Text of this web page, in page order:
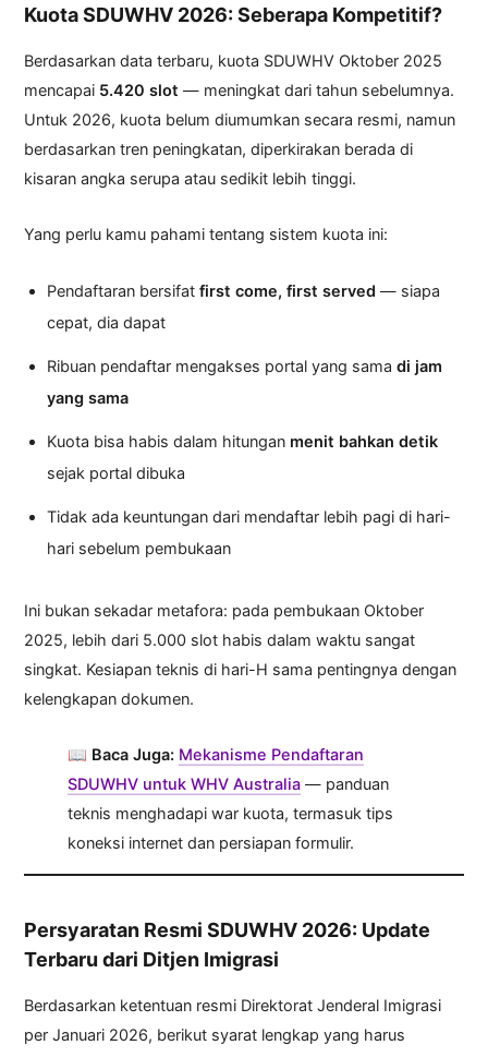
Kuota SDUWHV 2026: Seberapa Kompetitif?
Berdasarkan data terbaru, kuota SDUWHV Oktober 2025
mencapai 5.420 slot — meningkat dari tahun sebelumnya.
Untuk 2026, kuota belum diumumkan secara resmi, namun
berdasarkan tren peningkatan, diperkirakan berada di
kisaran angka serupa atau sedikit lebih tinggi.
Yang perlu kamu pahami tentang sistem kuota ini:
Pendaftaran bersifatfirst come, first served — siapa
cepat, dia dapat
Ribuan pendaftar mengakses portal yang samadi jam
yang sama
Kuota bisa habis dalam hitungan menit bahkan detik
sejak portal dibuka
Tidak ada keuntungan dari mendaftar lebih pagi di hari-
hari sebelum pembukaan
Ini bukan sekadar metafora: pada pembukaan Oktober
2025, lebih dari 5.000 slot habis dalam waktu sangat
singkat. Kesiapan teknis di hari-H sama pentingnya dengan
kelengkapan dokumen.
📖 Baca Juga: Mekanisme Pendaftaran
SDUWHV untuk WHV Australia — panduan
teknis menghadapi war kuota, termasuk tips
koneksi internet dan persiapan formulir.
Persyaratan Resmi SDUWHV 2026: Update
Terbaru dari Ditjen Imigrasi
Berdasarkan ketentuan resmi Direktorat Jenderal Imigrasi
per Januari 2026, berikut syarat lengkap yang harus